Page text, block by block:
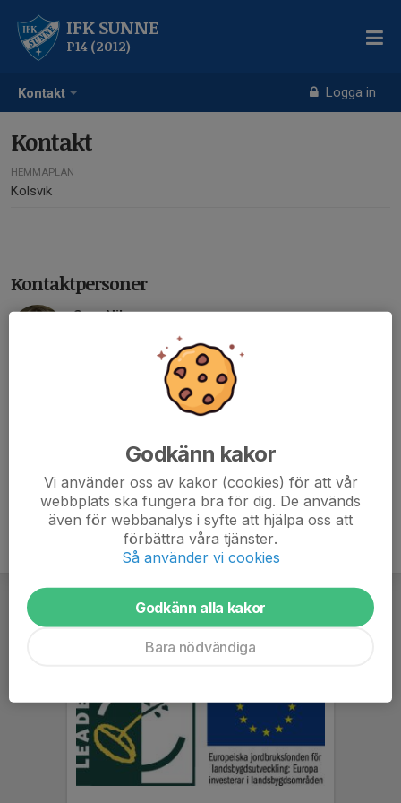
Kontakt Logga in
IFK SUNNE
P14 (2012)
Kontakt
HEMMAPLAN
Kolsvik
Kontaktpersoner
Sara Nilsson
saraelisanilsson@outlook.com
070-551 17 80Godkänn kakor
Vi använder oss av kakor (cookies) för att vår
webbplats ska fungera bra för dig. De används
även för webbanalys i syfte att hjälpa oss att
förbättra våra tjänster.
Så använder vi cookies
Godkänn alla kakor
Bara nödvändiga